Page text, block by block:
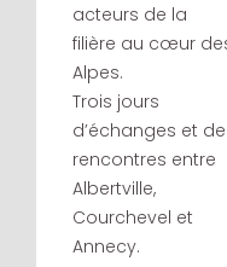
acteurs de la
filière au cœur
Alpes.
Trois jours
d’échanges et de
rencontres entre
Albertville,
Courchevel et
Annecy.